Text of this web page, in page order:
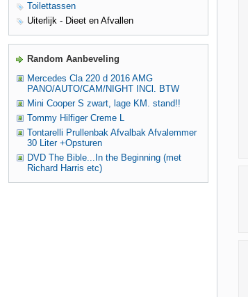
Toilettassen
Uiterlijk - Dieet en Afvallen
Random Aanbeveling
Mercedes Cla 220 d 2016 AMG
PANO/AUTO/CAM/NIGHT INCl. BTW
Mini Cooper S zwart, lage KM. stand!!
Tommy Hilfiger Creme L
Tontarelli Prullenbak Afvalbak Afvalemmer
30 Liter +Opsturen
DVD The Bible...In the Beginning (met
Richard Harris etc)